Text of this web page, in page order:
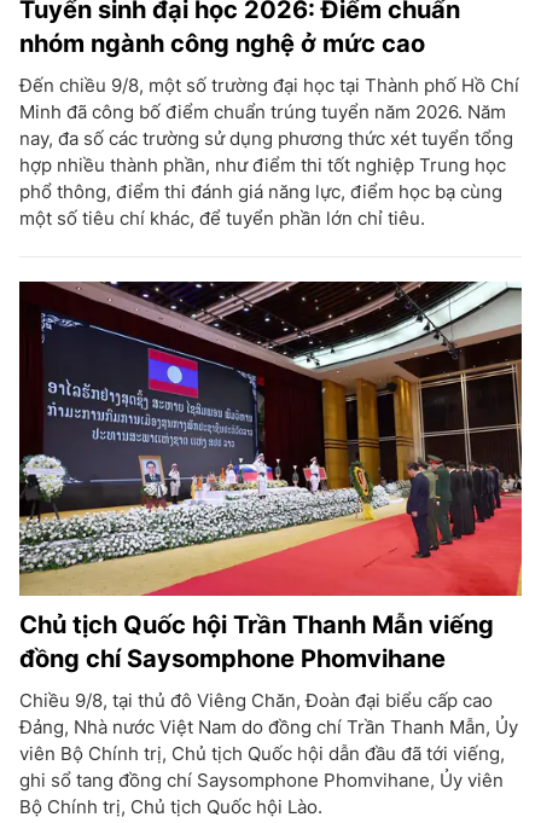
Tuyển sinh đại học 2026: Điểm chuẩn
nhóm ngành công nghệ ở mức cao
Đến chiều 9/8, một số trường đại học tại Thành phố Hồ Chí
Minh đã công bố điểm chuẩn trúng tuyển năm 2026. Năm
nay, đa số các trường sử dụng phương thức xét tuyển tổng
hợp nhiều thành phần, như điểm thi tốt nghiệp Trung học
phổ thông, điểm thi đánh giá năng lực, điểm học bạ cùng
một số tiêu chí khác, để tuyển phần lớn chỉ tiêu.
Chủ tịch Quốc hội Trần Thanh Mẫn viếng
đồng chí Saysomphone Phomvihane
Chiều 9/8, tại thủ đô Viêng Chăn, Đoàn đại biểu cấp cao
Đảng, Nhà nước Việt Nam do đồng chí Trần Thanh Mẫn, Ủy
viên Bộ Chính trị, Chủ tịch Quốc hội dẫn đầu đã tới viếng,
ghi sổ tang đồng chí Saysomphone Phomvihane, Ủy viên
Bộ Chính trị, Chủ tịch Quốc hội Lào.